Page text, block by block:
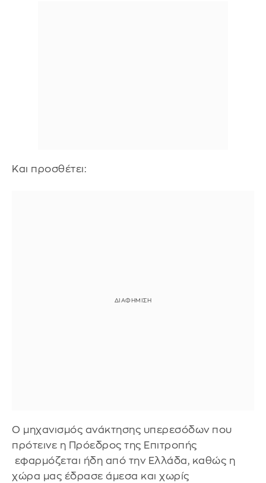
Και προσθέτει:
Ο μηχανισμός ανάκτησης υπερεσόδων που
πρότεινε η Πρόεδρος της Επιτροπής
εφαρμόζεται ήδη από την Ελλάδα, καθώς η
χώρα μας έδρασε άμεσα και χωρίς